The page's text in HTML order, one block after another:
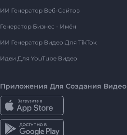
ИИ Генератор Веб-Сайтов
Генератор Бизнес - Имён
ИИ Генератор Видео Для TikTok
Идеи Для YouTube Видео
Приложения Для Создания Видео